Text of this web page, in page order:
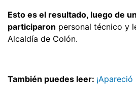
Esto es el resultado, luego de
participaron personal técnico y
Alcaldía de Colón.
También puedes leer: